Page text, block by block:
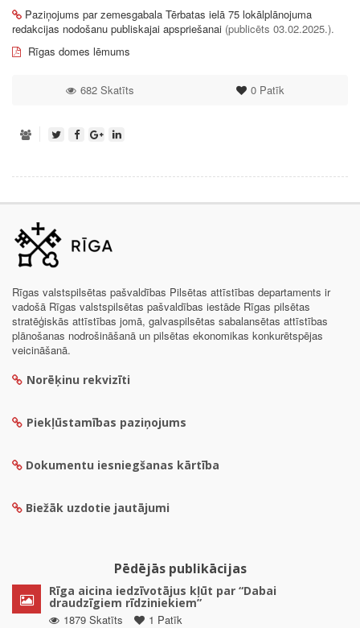
Paziņojums par zemesgabala Tērbatas ielā 75 lokālplānojuma
redakcijas nodošanu publiskajai apspriešanai (publicēts 03.02.2025.).
Rīgas domes lēmums
0Patīk
682 Skatīts
Rīgas valstspilsētas pašvaldības Pilsētas attīstības departaments ir
vadošā Rīgas valstspilsētas pašvaldības iestāde Rīgas pilsētas
stratēģiskās attīstības jomā, galvaspilsētas sabalansētas attīstības
plānošanas nodrošināšanā un pilsētas ekonomikas konkurētspējas
veicināšanā.
Norēķinu rekvizīti
Piekļūstamības paziņojums
Dokumentu iesniegšanas kārtība
Biežāk uzdotie jautājumi
Pēdējās publikācijas
Rīga aicina iedzīvotājus kļūt par “Dabai
draudzīgiem rīdziniekiem”
1879 Skatīts
1 Patīk